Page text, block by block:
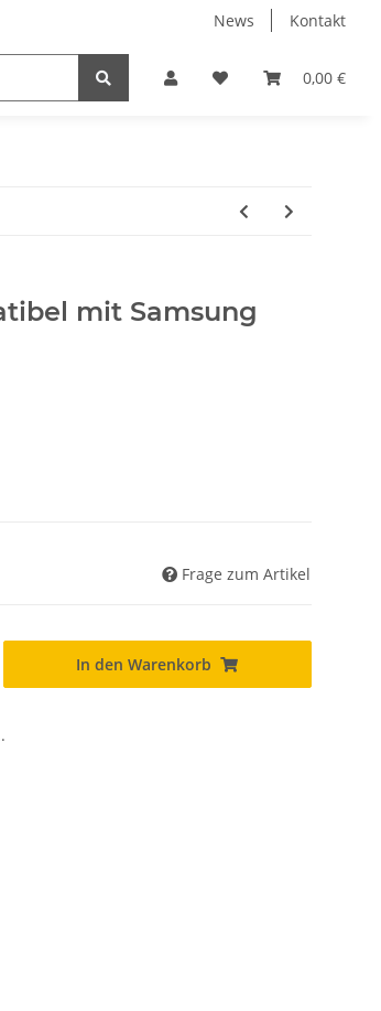
News Kontakt
0,00 €
Elektronische Geräte
mit Samsung
Frage zum Artikel
In den Warenkorb